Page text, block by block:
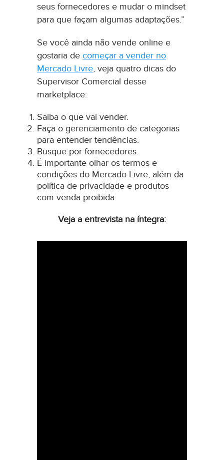
seus fornecedores e mudar o mindset
para que façam algumas adaptações.”
Se você ainda não vende online e
gostaria de começar a vender no
Mercado Livre, veja quatro dicas do
Supervisor Comercial desse
marketplace:
Saiba o que vai vender.
Faça o gerenciamento de categorias
para entender tendências.
Busque por fornecedores.
É importante olhar os termos e
condições do Mercado Livre, além da
política de privacidade e produtos
com venda proibida.
Veja a entrevista na íntegra: